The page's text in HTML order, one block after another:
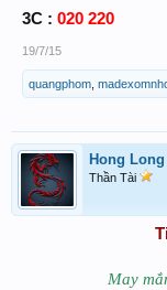
3C : 020 220
19/7/15
quangphom
Hong Long
Thần Tài
May